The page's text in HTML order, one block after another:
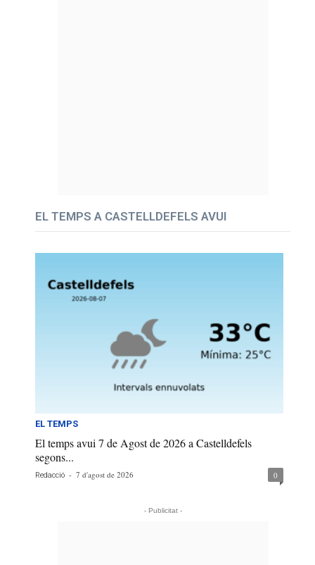
EL TEMPS A CASTELLDEFELS AVUI
EL TEMPS
El temps avui 7 de Agost de 2026 a Castelldefels
segons...
Redacció - 7 d'agost de 2026 0
- Publicitat -